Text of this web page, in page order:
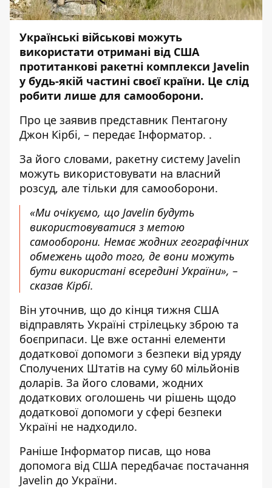
Українські військові можуть
використати отримані від США
протитанкові ракетні комплекси Javelin
у будь-якій частині своєї країни. Це слід
робити лише для самооборони.
Про це заявив представник Пентагону
Джон Кірбі, – передає Інформатор. .
За його словами, ракетну систему Javelin
можуть використовувати на власний
розсуд, але тільки для самооборони.
«Ми очікуємо, що Javelin будуть
використовуватися з метою
самооборони. Немає жодних географічних
обмежень щодо того, де вони можуть
бути використані всередині України», –
сказав Кірбі.
Він уточнив, що до кінця тижня США
відправлять Україні стрілецьку зброю та
боєприпаси. Це вже останні елементи
додаткової допомоги з безпеки від уряду
Сполучених Штатів на суму 60 мільйонів
доларів. За його словами, жодних
додаткових оголошень чи рішень щодо
додаткової допомоги у сфері безпеки
Україні не надходило.
Раніше Інформатор писав, що нова
допомога від США передбачає постачання
Javelin до України.